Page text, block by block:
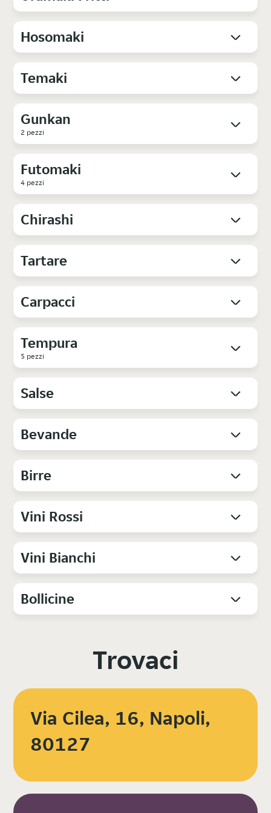
Hosomaki
Temaki
Gunkan
2 pezzi
Futomaki
4 pezzi
Chirashi
Tartare
Carpacci
Tempura
5 pezzi
Salse
Bevande
Birre
Vini Rossi
Vini Bianchi
Bollicine
Trovaci
Via Cilea, 16, Napoli,
80127